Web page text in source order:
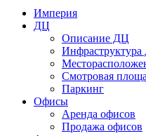
Империя
ДЦ
Описание ДЦ
Смотровая
Паркинг
Офисы
Аренда офисов
Продажа офисов